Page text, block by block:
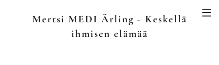
Mertsi MEDI Ärling - Keskellä
ihmisen elämää